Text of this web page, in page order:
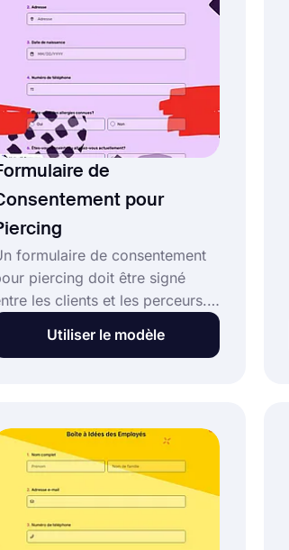
de
pour
formulaire de consentement
piercing doit être signé
les clients et les perceurs.
ce formulaire, les clients
comment prendre
votre propre formulaire
instantanément avec le modèle
de formulaire de consentement
pour piercing.
Utiliser le modèle